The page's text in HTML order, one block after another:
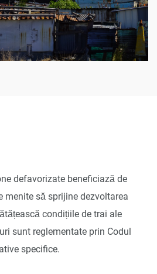
defavorizate beneficiază de
să sprijine dezvoltarea
condițiile de trai ale
sunt reglementate prin Codul
specifice.